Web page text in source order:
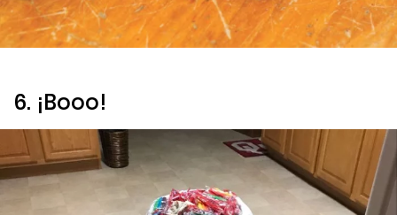
6. ¡Booo!